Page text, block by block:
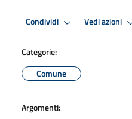
Condividi Vedi azioni
Categorie:
Comune
Argomenti: